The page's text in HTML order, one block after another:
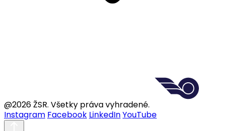
@2026 ŽSR. Všetky práva vyhradené.
Instagram Facebook LinkedInYouTube